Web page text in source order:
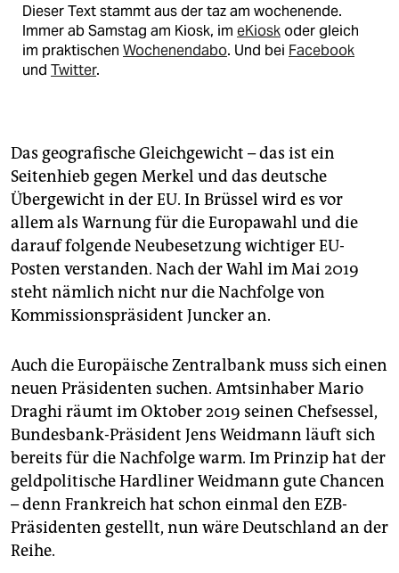
Dieser Text stammt aus der taz am wochenende.
Immer ab Samstag am Kiosk, im eKioskoder gleich
im praktischen Wochenendabo. Und bei Facebook
und Twitter.
Das geografische Gleichgewicht – das ist ein
Seitenhieb gegen Merkel und das deutsche
Übergewicht in der EU. In Brüssel wird es vor
allem als Warnung für die Europawahl und die
darauf folgende Neubesetzung wichtiger EU-
Posten verstanden. Nach der Wahl im Mai 2019
steht nämlich nicht nur die Nachfolge von
Kommissionspräsident Juncker an.
Auch die Europäische Zentralbank muss sich einen
neuen Präsidenten suchen. Amtsinhaber Mario
Draghi räumt im Oktober 2019 seinen Chefsessel,
Bundesbank-Präsident Jens Weidmann läuft sich
bereits für die Nachfolge warm. Im Prinzip hat der
geldpolitische Hardliner Weidmann gute Chancen
– denn Frankreich hat schon einmal den EZB-
Präsidenten gestellt, nun wäre Deutschland an der
Reihe.